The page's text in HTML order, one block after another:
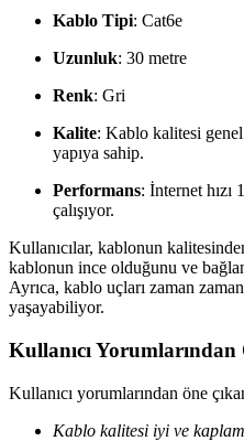
Kablo Tipi: Cat6e
Uzunluk: 30 metre
Renk: Gri
Kalite: Kablo kalitesi
yapıya sahip.
Performans: İnternet hızı
çalışıyor.
Kullanıcılar, kablonun
kablonun ince olduğunu ve
Ayrıca, kablo uçları zaman
yaşayabiliyor.
Kullanıcı
Kullanıcı yorumlarından öne
Kablo kalitesi iyi ve